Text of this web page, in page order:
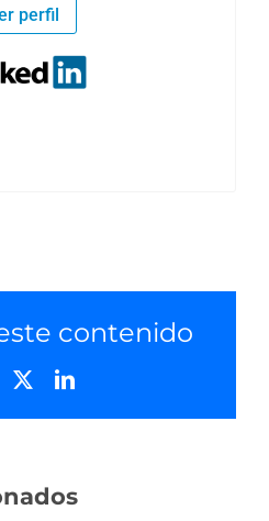
perfil
contenido
Facebook LinkedIn